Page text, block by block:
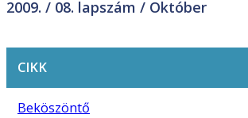
2009. / 08. lapszám / Október
CIKK
Beköszöntő